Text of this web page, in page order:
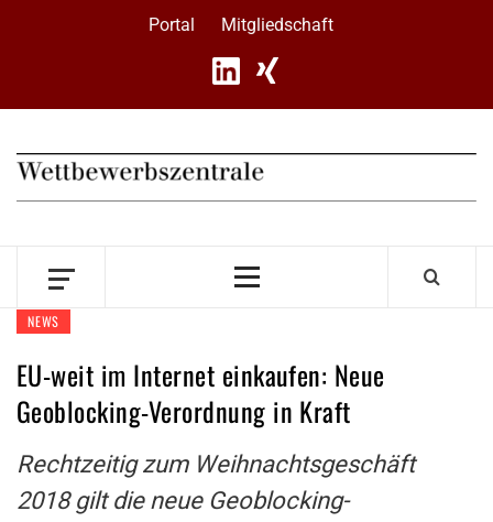
Portal Mitgliedschaft
Primary
NEWS
EU-weit im Internet einkaufen: Neue
Geoblocking-Verordnung in Kraft
Rechtzeitig zum Weihnachtsgeschäft
2018 gilt die neue Geoblocking-